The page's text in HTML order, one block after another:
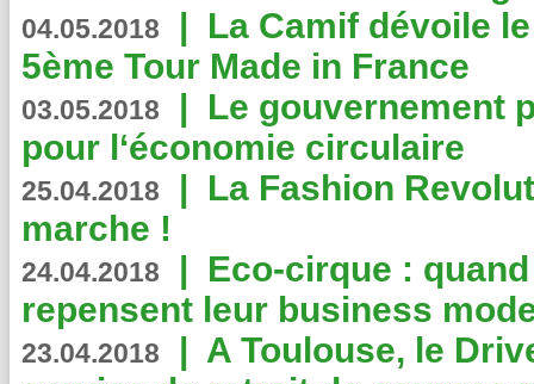
04.05.2018 | La Camif dévoile
5ème Tour Made in France
03.05.2018 | Le gouvernement
pour l‘économie circulaire
25.04.2018 | La Fashion
marche !
24.04.2018 | Eco-cirque :
repensent leur business
23.04.2018 | A Toulouse, le